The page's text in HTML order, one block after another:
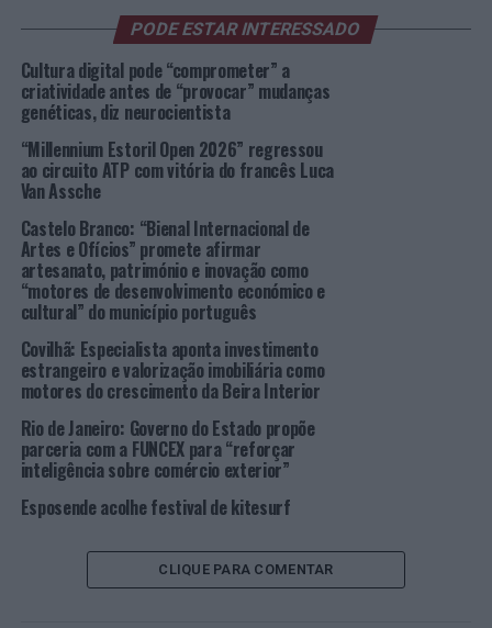
marcada por uma linguagem que aproxima corpo,
projectos ligados ao imaginário ritual, à escrita sensorial
e à arte como processo de transformação. A autora é
Sábios”, uma plataforma literária e cultural com
projecção internacional.
Relativamente ao que o público encontrará no “Círculo
Raiz”, Ruth Collaço afirma que a proposta passa por “um
espaço de pausa e criação consciente, onde a arte deixa
de ser apenas técnica e passa a ser caminho interior”.
Segundo esta responsável, que tem atuado
internacionalmente, a arte meditativa “abranda o corpo
e conduz o gesto a partir da respiração”, permitindo que
cada traço, cor ou movimento surja de um estado de
presença. Já a escrita intuitiva, acrescenta, abre espaço
para que a palavra flua “sem censura”, revelando
pensamentos, emoções e percepções que muitas vezes
permanecem ocultas no quotidiano.
Segundo apurámos, o encontro propõe “uma prática
PODE ESTAR INTERESSADO
Cultura digital pode “comprometer” a
criatividade antes de “provocar” mudanças
genéticas, diz neurocientista
“Millennium Estoril Open 2026” regressou
ao circuito ATP com vitória do francês Luca
Van Assche
Castelo Branco: “Bienal Internacional de
Artes e Ofícios” promete afirmar
artesanato, património e inovação como
“motores de desenvolvimento económico e
cultural” do município português
Covilhã: Especialista aponta investimento
estrangeiro e valorização imobiliária como
motores do crescimento da Beira Interior
Rio de Janeiro: Governo do Estado propõe
parceria com a FUNCEX para “reforçar
inteligência sobre comércio exterior”
Esposende acolhe festival de kitesurf
CLIQUE PARA COMENTAR